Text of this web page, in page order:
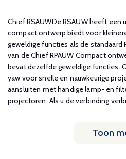
Chief RSAUWDe RSAUW heeft
compact ontwerp biedt voor
geweldige functies als de standaard
van de Chief RPAUW Compact
bevat dezelfde geweldige functies.
yaw voor snelle en nauwkeurige
aansluiten met handige lamp- en
projectoren. Als u de verbinding
Toon